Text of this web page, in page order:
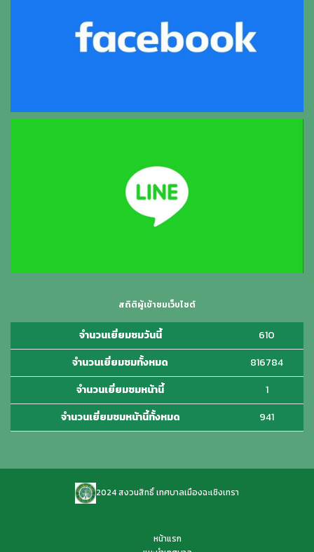
สถิติผู้เข้าชมเว็บไซต์
จำนวนเยี่ยมชมวันนี้
610
จำนวนเยี่ยมชมทั้งหมด
816784
จำนวนเยี่ยมชมหน้านี้
1
จำนวนเยี่ยมชมหน้านี้ทั้งหมด
941
2024 สงวนสิทธิ์ เทศบาลเมืองฉะเชิงเทรา
หน้าแรก